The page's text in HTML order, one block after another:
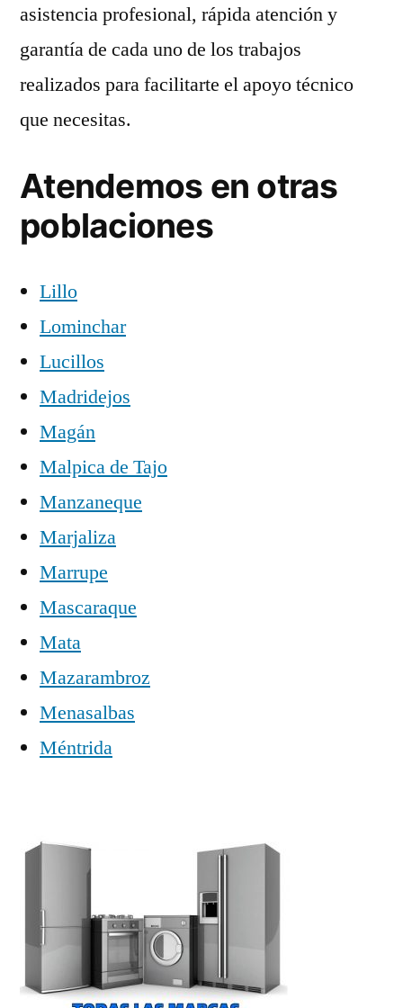
asistencia profesional, rápida atención y
garantía de cada uno de los trabajos
realizados para facilitarte el apoyo técnico
que necesitas.
Atendemos en otras
poblaciones
Lillo
Lominchar
Lucillos
Madridejos
Magán
Malpica de Tajo
Manzaneque
Marjaliza
Marrupe
Mascaraque
Mata
Mazarambroz
Menasalbas
Méntrida